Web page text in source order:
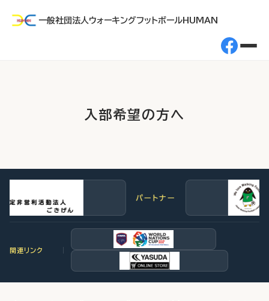
一般社団法人ウォーキングフットボールHUMAN
入部希望の方へ
パートナー
関連リンク